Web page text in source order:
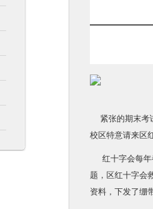
紧张的期末考
校区特意请来区
红十字会每年
题，区红十字会
资料，下发了绷